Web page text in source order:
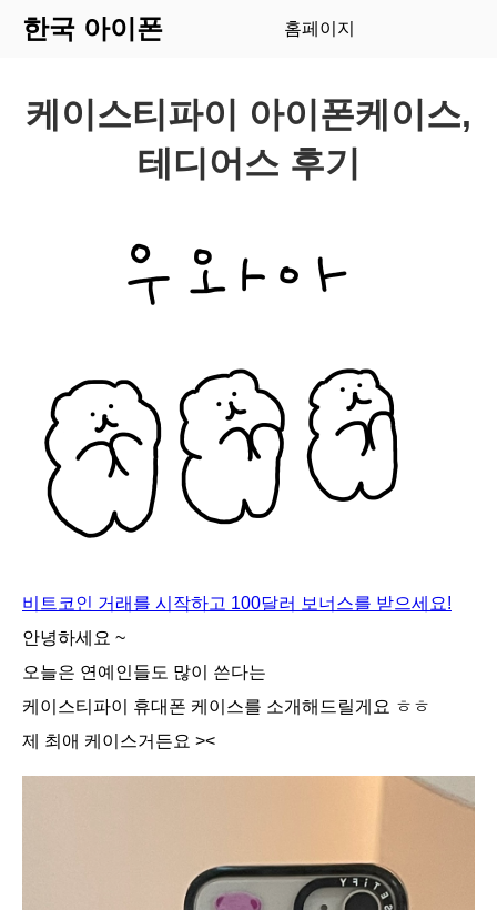
한국 아이폰 홈페이지
케이스티파이 아이폰케이스,
테디어스 후기
비트코인 거래를 시작하고 100달러 보너스를 받으세요!
안녕하세요 ~
오늘은 연예인들도 많이 쓴다는
케이스티파이 휴대폰 케이스를 소개해드릴게요 ㅎㅎ
제 최애 케이스거든요 ><